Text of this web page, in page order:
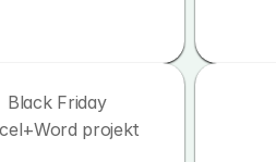
Black Friday
projekt